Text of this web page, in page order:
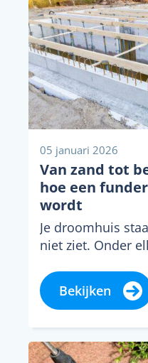
05 januari 2026
Van zand tot
hoe een
wordt
Je droomhuis
niet ziet. Onder
Bekijken